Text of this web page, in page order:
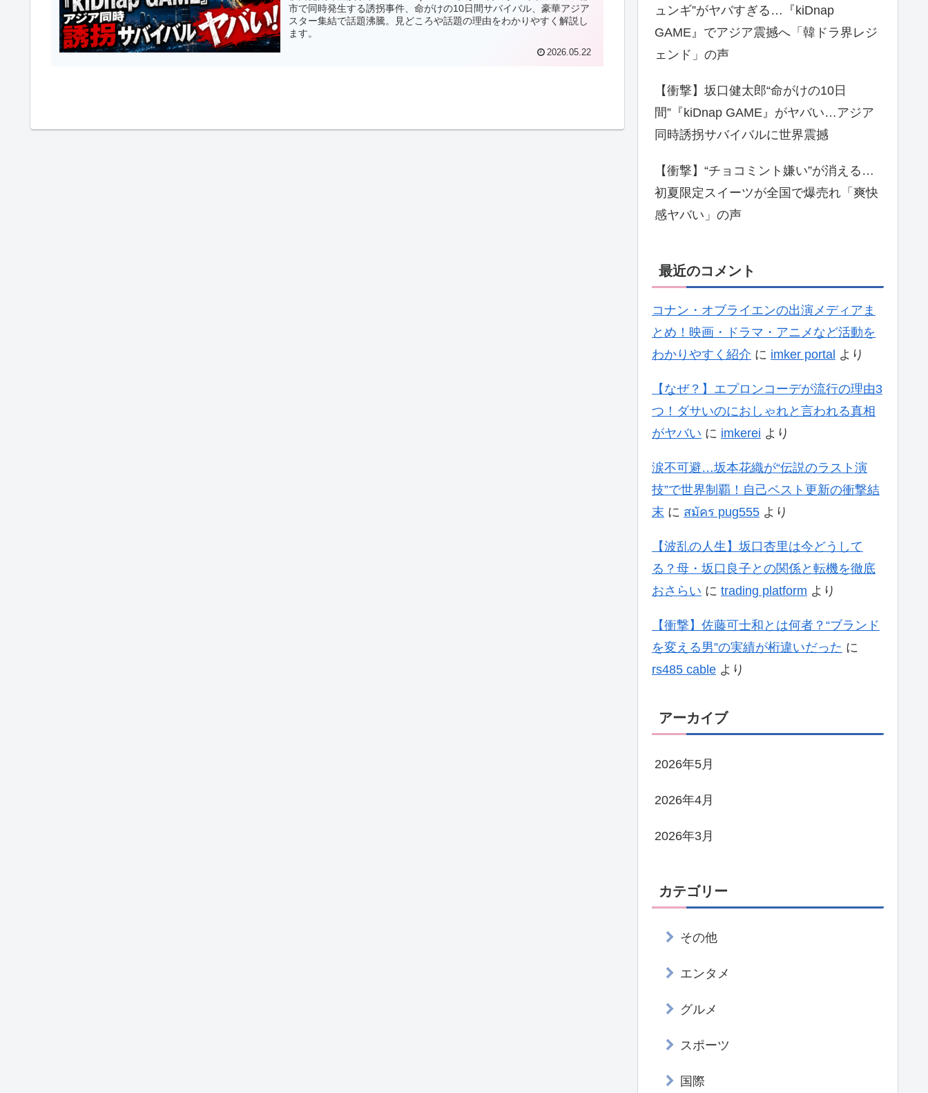
市で同時発生する誘拐事件、命がけの10日間サバイバル、豪華アジア
スター集結で話題沸騰。見どころや話題の理由をわかりやすく解説し
ます。
2026.05.22
ュンギ”がヤバすぎる…『kiDnap
GAME』でアジア震撼へ「韓ドラ界レジ
ェンド」の声
【衝撃】坂口健太郎“命がけの10日
間”『kiDnap GAME』がヤバい…アジア
同時誘拐サバイバルに世界震撼
【衝撃】“チョコミント嫌い”が消える…
初夏限定スイーツが全国で爆売れ「爽快
感ヤバい」の声
最近のコメント
コナン・オブライエンの出演メディアま
とめ！映画・ドラマ・アニメなど活動を
わかりやすく紹介 に imker portal より
【なぜ？】エプロンコーデが流行の理由3
つ！ダサいのにおしゃれと言われる真相
がヤバい に imkerei より
涙不可避…坂本花織が“伝説のラスト演
技”で世界制覇！自己ベスト更新の衝撃結
末 に สมัคร pug555 より
【波乱の人生】坂口杏里は今どうして
る？母・坂口良子との関係と転機を徹底
おさらい に trading platform より
【衝撃】佐藤可士和とは何者？“ブランド
を変える男”の実績が桁違いだった に
rs485 cable より
アーカイブ
2026年5月
2026年4月
2026年3月
カテゴリー
その他
エンタメ
グルメ
スポーツ
国際